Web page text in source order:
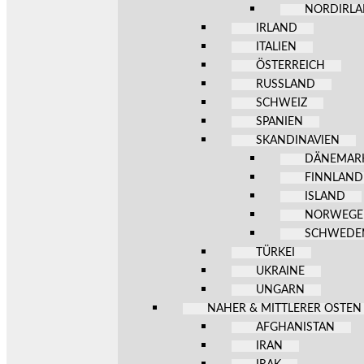
IRLAND
ITALIEN
ÖSTERREICH
RUSSLAND
SCHWEIZ
SPANIEN
SKANDINAVIEN
FINNLAND
ISLAND
TÜRKEI
UKRAINE
UNGARN
NAHER & MITTLERER OSTEN
AFGHANISTAN
IRAN